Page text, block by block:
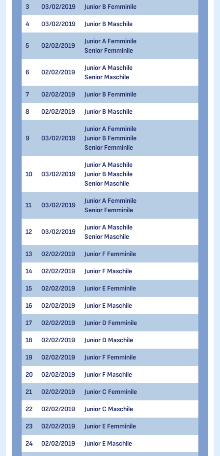
3 03/02/2019 Junior B Femminile
4 03/02/2019 Junior B Maschile
5 02/02/2019
Junior A Femminile
Senior Femminile
6 02/02/2019
Junior A Maschile
Senior Maschile
7 02/02/2019 Junior B Femminile
8 02/02/2019 Junior B Maschile
9 03/02/2019
Junior A Femminile
Junior B Femminile
Senior Femminile
10 03/02/2019
Junior A Maschile
Junior B Maschile
Senior Maschile
11 03/02/2019
Junior A Femminile
Senior Femminile
12 03/02/2019
Junior A Maschile
Senior Maschile
13 02/02/2019 Junior F Femminile
14 02/02/2019 Junior F Maschile
15 02/02/2019 Junior E Femminile
16 02/02/2019 Junior E Maschile
17 02/02/2019 Junior D Femminile
18 02/02/2019 Junior D Maschile
19 02/02/2019 Junior F Femminile
20 02/02/2019 Junior F Maschile
21 02/02/2019 Junior C Femminile
22 02/02/2019 Junior C Maschile
23 02/02/2019 Junior E Femminile
24 02/02/2019 Junior E Maschile